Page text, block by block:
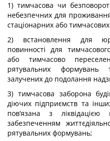
1) тимчасова чи
небезпечних для
стаціонарних або
2) встановлення для
повинності для
або тимчасово
рятувальних формувань
залучених до подолання
3) тимчасова заборона
діючих підприємств та
пов’язана з ліквідацією
забезпеченням
рятувальних формувань;